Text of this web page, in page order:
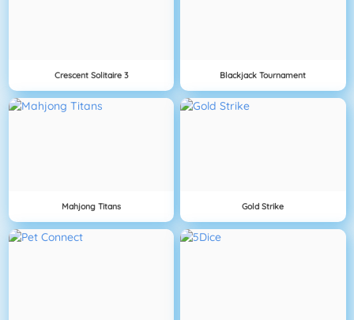
Crescent Solitaire 3 Blackjack Tournament
Mahjong Titans Gold Strike